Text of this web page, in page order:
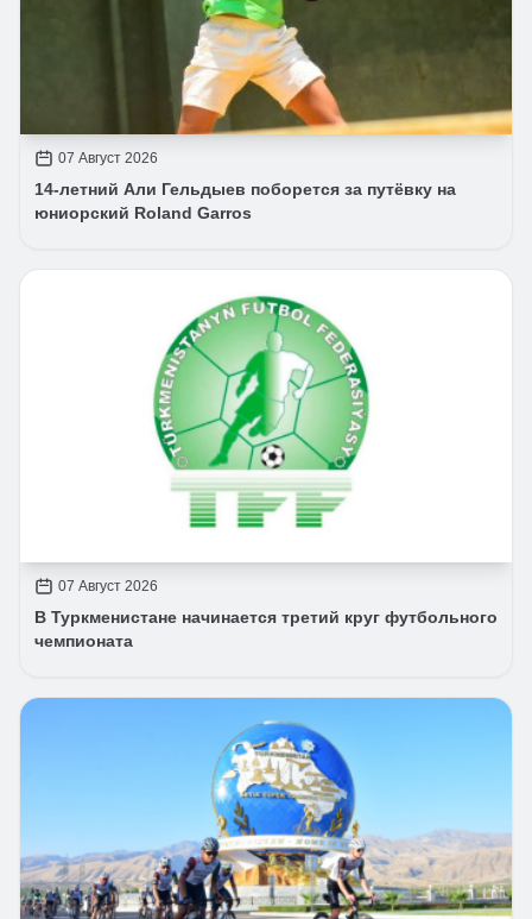
07 Август 2026
14-летний Али Гельдыев поборется за путёвку на
юниорский Roland Garros
07 Август 2026
В Туркменистане начинается третий круг футбольного
чемпионата